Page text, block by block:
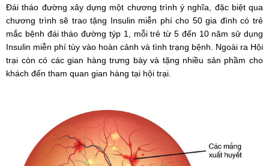
Đái tháo đường xây dựng một chương trình ý nghĩa, đặc biệt qua
chương trình sẽ trao tặng Insulin miễn phí cho 50 gia đình có trẻ
mắc bệnh đái tháo đường týp 1, mỗi trẻ từ 5 đến 10 năm sử dụng
Insulin miễn phí tùy vào hoàn cảnh và tình trạng bệnh. Ngoài ra Hội
trại còn có các gian hàng trưng bày và tặng nhiều sản phầm cho
khách đến tham quan gian hàng tại hội trại.